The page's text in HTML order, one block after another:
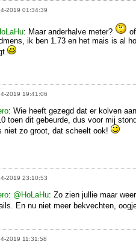
2019 01:34:39
: Maar anderhalve meter?
ik ben 1.73 en het mais is al
2019 19:41:06
: Wie heeft gezegd dat er kolven
toen dit gebeurde, dus voor mij
niet zo groot, dat scheelt ook!
2019 23:10:53
: @HoLaHu: Zo zien jullie maar
En nu niet meer bekvechten,
2019 11:31:58